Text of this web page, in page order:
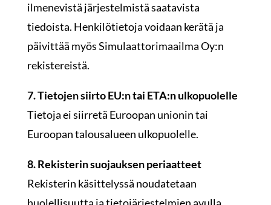
ilmenevistä järjestelmistä saatavista
tiedoista. Henkilötietoja voidaan kerätä ja
päivittää myös Simulaattorimaailma Oy:n
rekistereistä.
7. Tietojen siirto EU:n tai ETA:n ulkopuolelle
Tietoja ei siirretä Euroopan unionin tai
Euroopan talousalueen ulkopuolelle.
8. Rekisterin suojauksen periaatteet
Rekisterin käsittelyssä noudatetaan